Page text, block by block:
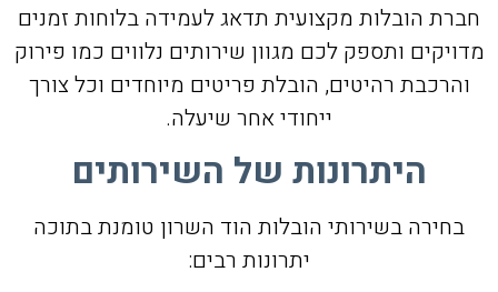
חברת הובלות מקצועית תדאג לעמידה בלוחות זמנים
מדויקים ותספק לכם מגוון שירותים נלווים כמו פירוק
והרכבת רהיטים, הובלת פריטים מיוחדים וכל צורך
ייחודי אחר שיעלה.
היתרונות של השירותים
בחירה בשירותי הובלות הוד השרון טומנת בתוכה
יתרונות רבים: